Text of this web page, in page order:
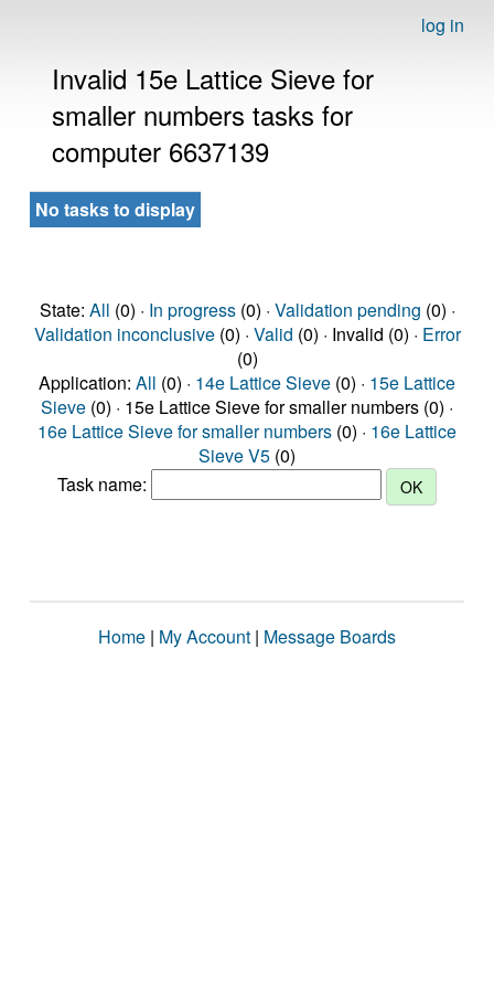
log in
Invalid 15e Lattice Sieve for
smaller numbers tasks for
computer 6637139
No tasks to display
State: All (0) · In progress(0) · Validation pending (0) ·
Validation inconclusive(0) · Valid (0) · Invalid (0) · Error
(0)
Application: All (0) · 14e Lattice Sieve (0) · 15e Lattice
Sieve (0) · 15e Lattice Sieve for smaller numbers (0) ·
16e Lattice Sieve for smaller numbers (0) · 16e Lattice
Sieve V5 (0)
Task name:
Home | My Account | Message Boards